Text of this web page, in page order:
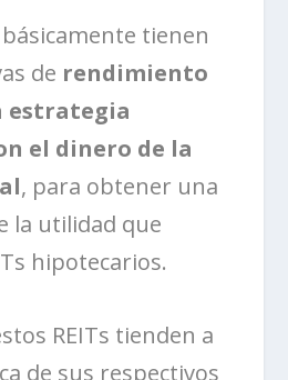
tienen
de rendimiento
estrategia
el dinero de la
, para obtener una
la utilidad que
hipotecarios.
REITs tienden a
de sus respectivos